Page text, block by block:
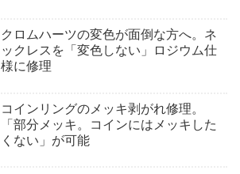
クロムハーツの変色が面倒な方へ。ネ
ックレスを「変色しない」ロジウム仕
様に修理
コインリングのメッキ剥がれ修理。
「部分メッキ。コインにはメッキした
くない」が可能